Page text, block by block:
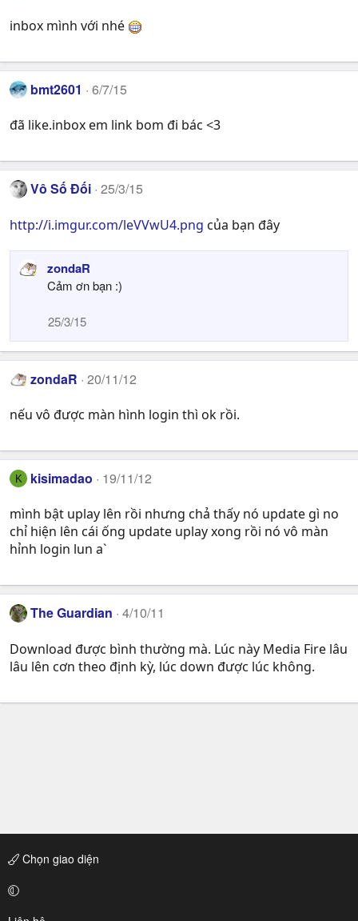
inbox mình với nhé
bmt2601 6/7/15
đã like.inbox em link bom đi bác <3
Vô Số Đối 25/3/15
http://i.imgur.com/leVVwU4.png của bạn đây
zondaR
Cảm ơn bạn :)
25/3/15
zondaR 20/11/12
nếu vô được màn hình login thì ok rồi.
K kisimadao 19/11/12
mình bật uplay lên rồi nhưng chả thấy nó update gì no
chỉ hiện lên cái ống update uplay xong rồi nó vô màn
hỉnh login lun a`
The Guardian 4/10/11
Download được bình thường mà. Lúc này Media Fire lâu
lâu lên cơn theo định kỳ, lúc down được lúc không.
Chọn giao diện